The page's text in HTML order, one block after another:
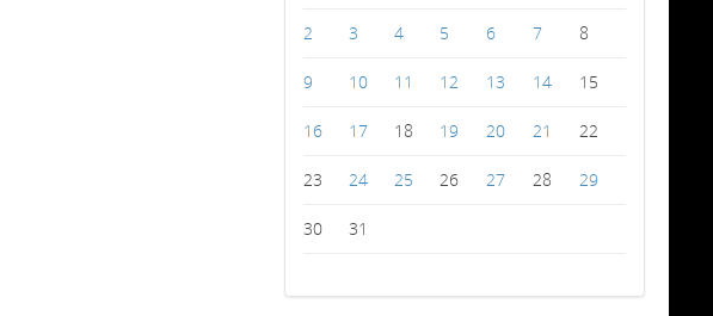
2 3 4 5 6 7 8
9 10 11 12 13 14 15
16 17 18 19 20 21 22
23 24 25 26 27 28 29
30 31